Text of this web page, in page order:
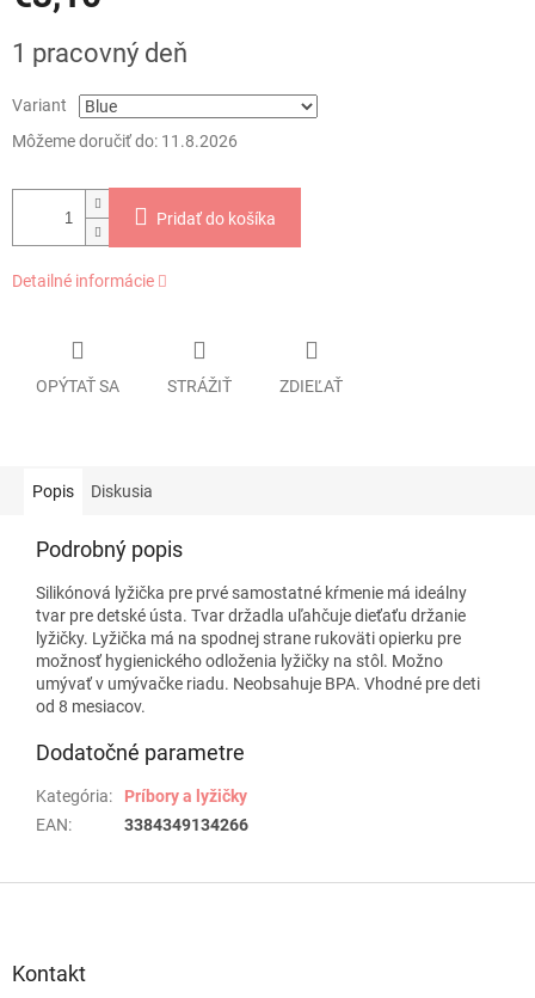
cena:
1 pracovný deň
Variant
Môžeme doručiť do: 11.8.2026
Pridať do košíka
Detailné informácie
OPÝTAŤ SA STRÁŽIŤ ZDIEĽAŤ
Popis Diskusia
Podrobný popis
Silikónová lyžička pre prvé samostatné kŕmenie má ideálny
tvar pre detské ústa. Tvar držadla uľahčuje dieťaťu držanie
lyžičky. Lyžička má na spodnej strane rukoväti opierku pre
možnosť hygienického odloženia lyžičky na stôl. Možno
umývať v umývačke riadu. Neobsahuje BPA. Vhodné pre deti
od 8 mesiacov.
Dodatočné parametre
Kategória:
Príbory a lyžičky
EAN: 3384349134266
Kontakt